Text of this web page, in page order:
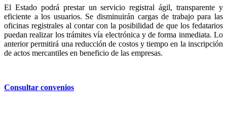
El Estado podrá prestar un servicio registral ágil, transparente y
eficiente a los usuarios. Se disminuirán cargas de trabajo para las
oficinas registrales al contar con la posibilidad de que los fedatarios
puedan realizar los trámites vía electrónica y de forma inmediata. Lo
anterior permitirá una reducción de costos y tiempo en la inscripción
de actos mercantiles en beneficio de las empresas.
Consultar convenios